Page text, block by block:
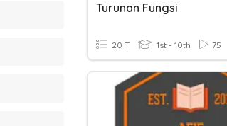
Turunan Fungsi
20 T 1st - 10th 75